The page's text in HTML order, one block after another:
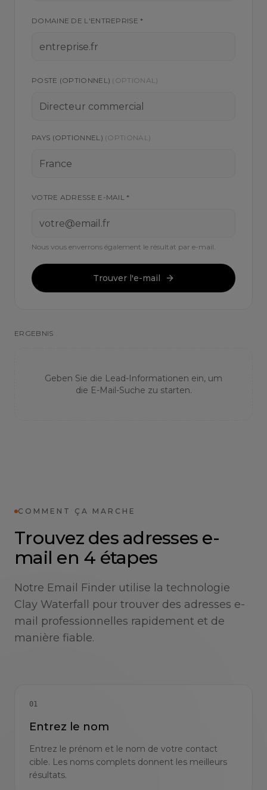
DOMAINE DE L'ENTREPRISE *
POSTE (OPTIONNEL) (OPTIONAL)
PAYS (OPTIONNEL) (OPTIONAL)
VOTRE ADRESSE E-MAIL *
Nous vous enverrons également le résultat par e-mail.
Trouver l'e-mail
ERGEBNIS
Geben Sie die Lead-Informationen ein, um
die E-Mail-Suche zu starten.
COMMENT ÇA MARCHE
Trouvez des adresses e-
mail en 4 étapes
Notre Email Finder utilise la technologie
Clay Waterfall pour trouver des adresses e-
mail professionnelles rapidement et de
manière fiable.
01
Entrez le nom
Entrez le prénom et le nom de votre contact
cible. Les noms complets donnent les meilleurs
résultats.